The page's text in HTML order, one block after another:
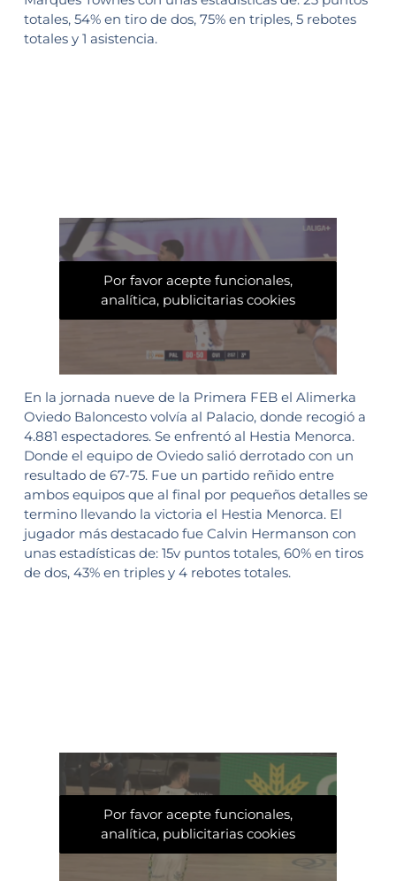
totales, 54% en tiro de dos, 75% en triples, 5 rebotes
totales y 1 asistencia.
Por favor acepte funcionales,
analítica, publicitarias cookies
En la jornada nueve de la Primera FEB el Alimerka
Oviedo Baloncesto volvía al Palacio, donde recogió a
4.881 espectadores. Se enfrentó al Hestia Menorca.
Donde el equipo de Oviedo salió derrotado con un
resultado de 67-75. Fue un partido reñido entre
ambos equipos que al final por pequeños detalles se
termino llevando la victoria el Hestia Menorca. El
jugador más destacado fue Calvin Hermanson con
unas estadísticas de: 15v puntos totales, 60% en tiros
de dos, 43% en triples y 4 rebotes totales.
Por favor acepte funcionales,
analítica, publicitarias cookies